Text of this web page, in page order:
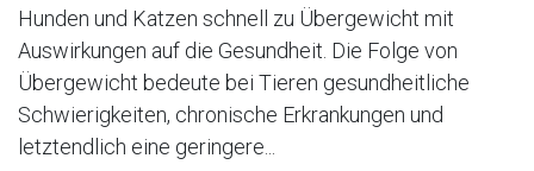
Hunden und Katzen schnell zu Übergewicht mit
Auswirkungen auf die Gesundheit. Die Folge von
Übergewicht bedeute bei Tieren gesundheitliche
Schwierigkeiten, chronische Erkrankungen und
letztendlich eine geringere...